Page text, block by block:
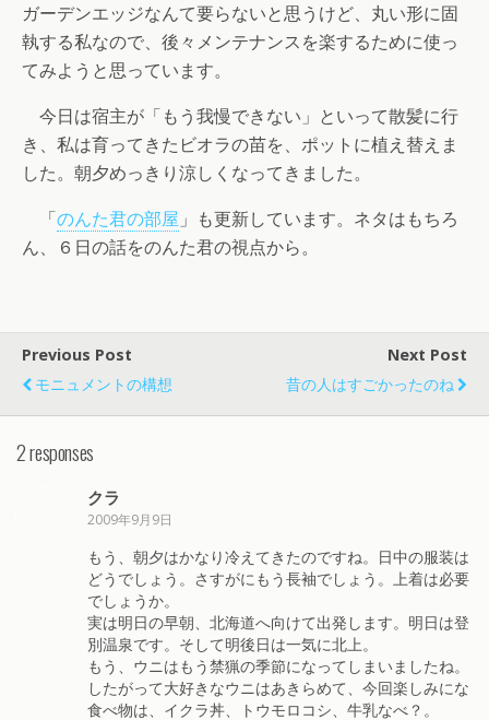
ガーデンエッジなんて要らないと思うけど、丸い形に固
執する私なので、後々メンテナンスを楽するために使っ
てみようと思っています。
今日は宿主が「もう我慢できない」といって散髪に行
き、私は育ってきたビオラの苗を、ポットに植え替えま
した。朝夕めっきり涼しくなってきました。
「のんた君の部屋 」も更新しています。ネタはもちろ
ん、６日の話をのんた君の視点から。
Previous Post
モニュメントの構想
Next Post
昔の人はすごかったのね
2 responses
クラ
2009年9月9日
もう、朝夕はかなり冷えてきたのですね。日中の服装は
どうでしょう。さすがにもう長袖でしょう。上着は必要
でしょうか。
実は明日の早朝、北海道へ向けて出発します。明日は登
別温泉です。そして明後日は一気に北上。
もう、ウニはもう禁猟の季節になってしまいましたね。
したがって大好きなウニはあきらめて、今回楽しみにな
食べ物は、イクラ丼、トウモロコシ、牛乳なべ？。